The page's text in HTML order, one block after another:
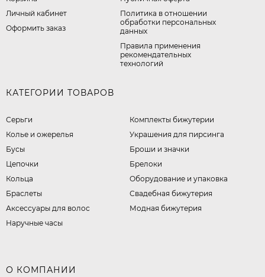
Личный кабинет
Оформить заказ
​Политика в отношении
обработки персональных
данных
Правила применения
рекомендательных
технологий
КАТЕГОРИИ ТОВАРОВ
Серьги
Колье и ожерелья
Бусы
Цепочки
Кольца
Браслеты
Аксессуары для волос
Наручные часы
Комплекты бижутерии
Украшения для пирсинга
Броши и значки
Брелоки
Оборудование и упаковка
Свадебная бижутерия
Модная бижутерия
О КОМПАНИИ